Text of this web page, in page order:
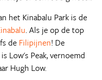
het Kinabalu Park is de
. Als je op de top
de Filipijnen! De
Low's Peak, vernoemd
Hugh Low.